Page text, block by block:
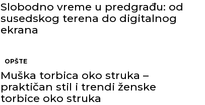
Slobodno vreme u predgrađu: od
susedskog terena do digitalnog
ekrana
OPŠTE
Muška torbica oko struka –
praktičan stil i trendi ženske
torbice oko struka